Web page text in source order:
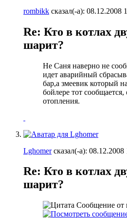
rombikk сказал(-а): 08.12.2008
Re: Кто в котлах
шарит?
Не Саня наверно не
идет аварийный
бар,а змеевик который
бойлере тот сообщается,
отопления.
Lghomerсказал(-а): 08.12.2008
Re: Кто в котлах
шарит?
Сообщение от